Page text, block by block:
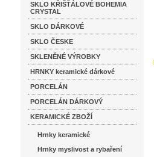
SKLO KŘIŠŤÁLOVÉ BOHEMIA
CRYSTAL
SKLO DÁRKOVÉ
SKLO ČESKE
SKLENĚNÉ VÝROBKY
HRNKY keramické dárkové
PORCELÁN
PORCELÁN DÁRKOVÝ
KERAMICKÉ ZBOŽÍ
Hrnky keramické
Hrnky myslivost a rybaření